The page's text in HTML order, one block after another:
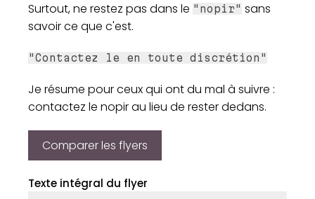
Surtout, ne restez pas dans le "nopir" sans
savoir ce que c'est.
"Contactez le en toute discrétion"
Je résume pour ceux qui ont du mal à suivre :
contactez le nopir au lieu de rester dedans.
Comparer les flyers
Texte intégral du flyer